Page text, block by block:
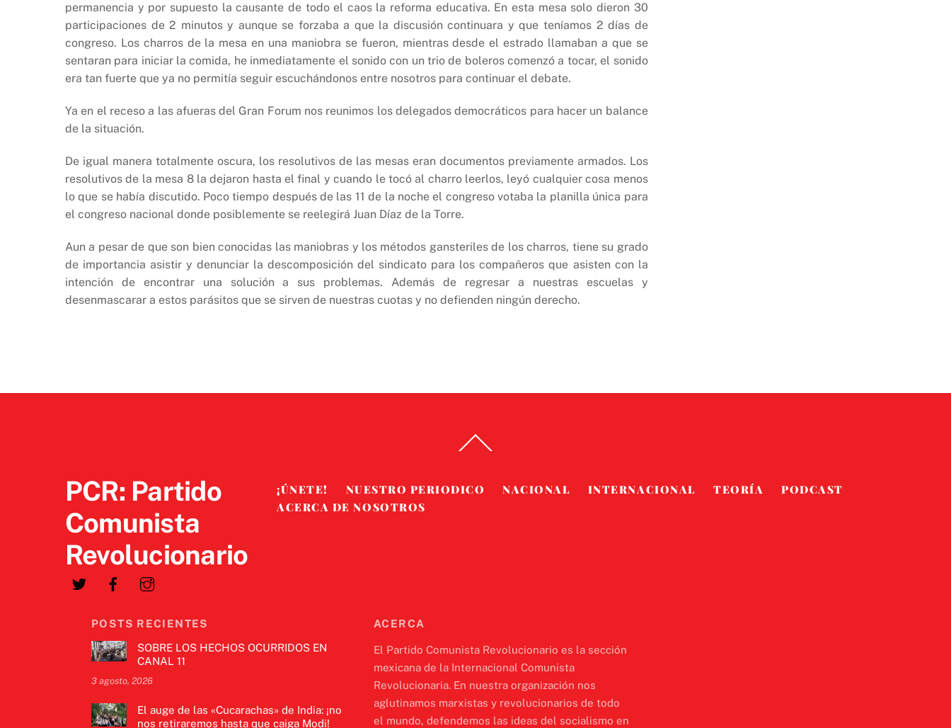
permanencia y por supuesto la causante de todo el caos la reforma educativa. En esta mesa solo dieron 30
participaciones de 2 minutos y aunque se forzaba a que la discusión continuara y que teníamos 2 días de
congreso. Los charros de la mesa en una maniobra se fueron, mientras desde el estrado llamaban a que se
sentaran para iniciar la comida, he inmediatamente el sonido con un trio de boleros comenzó a tocar, el sonido
era tan fuerte que ya no permitía seguir escuchándonos entre nosotros para continuar el debate.
Ya en el receso a las afueras del Gran Forum nos reunimos los delegados democráticos para hacer un balance
de la situación.
De igual manera totalmente oscura, los resolutivos de las mesas eran documentos previamente armados. Los
resolutivos de la mesa 8 la dejaron hasta el final y cuando le tocó al charro leerlos, leyó cualquier cosa menos
lo que se había discutido. Poco tiempo después de las 11 de la noche el congreso votaba la planilla única para
el congreso nacional donde posiblemente se reelegirá Juan Díaz de la Torre.
Aun a pesar de que son bien conocidas las maniobras y los métodos gansteriles de los charros, tiene su grado
de importancia asistir y denunciar la descomposición del sindicato para los compañeros que asisten con la
intención de encontrar una solución a sus problemas. Además de regresar a nuestras escuelas y
desenmascarar a estos parásitos que se sirven de nuestras cuotas y no defienden ningún derecho.
To
PCR: Partido
Comunista
Revolucionario
¡ÚNETE! NUESTRO PERIODICO NACIONAL INTERNACIONAL TEORÍA
PODCAST
ACERCA DE NOSOTROS
POSTS RECIENTES
SOBRE LOS HECHOS OCURRIDOS EN
CANAL 11
3 agosto, 2026
El auge de las «Cucarachas» de India: ¡no
nos retiraremos hasta que caiga Modi!
ACERCA
El Partido Comunista Revolucionario es la sección
mexicana de la Internacional Comunista
Revolucionaria. En nuestra organización nos
aglutinamos marxistas y revolucionarios de todo
el mundo, defendemos las ideas del socialismo en